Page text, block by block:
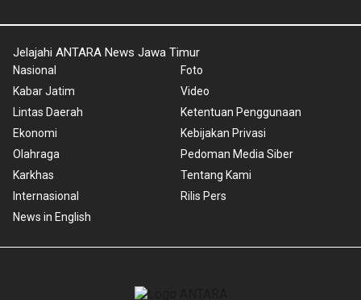
Jelajahi ANTARA News Jawa Timur
Nasional
Kabar Jatim
Lintas Daerah
Ekonomi
Olahraga
Karkhas
Internasional
News in English
Foto
Video
Ketentuan Penggunaan
Kebijakan Privasi
Pedoman Media Siber
Tentang Kami
Rilis Pers